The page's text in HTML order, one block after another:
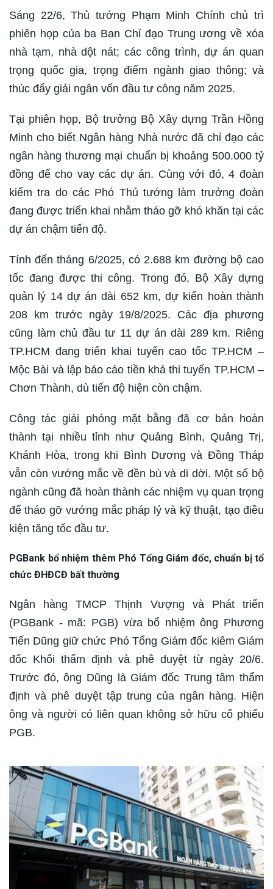
Sáng 22/6, Thủ tướng Phạm Minh Chính chủ trì
phiên họp của ba Ban Chỉ đạo Trung ương về xóa
nhà tạm, nhà dột nát; các công trình, dự án quan
trọng quốc gia, trọng điểm ngành giao thông; và
thúc đẩy giải ngân vốn đầu tư công năm 2025.
Tại phiên họp, Bộ trưởng Bộ Xây dựng Trần Hồng
Minh cho biết Ngân hàng Nhà nước đã chỉ đạo các
ngân hàng thương mại chuẩn bị khoảng 500.000 tỷ
đồng để cho vay các dự án. Cùng với đó, 4 đoàn
kiểm tra do các Phó Thủ tướng làm trưởng đoàn
đang được triển khai nhằm tháo gỡ khó khăn tại các
dự án chậm tiến độ.
Tính đến tháng 6/2025, có 2.688 km đường bộ cao
tốc đang được thi công. Trong đó, Bộ Xây dựng
quản lý 14 dự án dài 652 km, dự kiến hoàn thành
208 km trước ngày 19/8/2025. Các địa phương
cũng làm chủ đầu tư 11 dự án dài 289 km. Riêng
TP.HCM đang triển khai tuyến cao tốc TP.HCM –
Mộc Bài và lập báo cáo tiền khả thi tuyến TP.HCM –
Chơn Thành, dù tiến độ hiện còn chậm.
Công tác giải phóng mặt bằng đã cơ bản hoàn
thành tại nhiều tỉnh như Quảng Bình, Quảng Trị,
Khánh Hòa, trong khi Bình Dương và Đồng Tháp
vẫn còn vướng mắc về đền bù và di dời. Một số bộ
ngành cũng đã hoàn thành các nhiệm vụ quan trọng
để tháo gỡ vướng mắc pháp lý và kỹ thuật, tạo điều
kiện tăng tốc đầu tư.
PGBank bổ nhiệm thêm Phó Tổng Giám đốc, chuẩn bị tổ
chức ĐHĐCĐ bất thường
Ngân hàng TMCP Thịnh Vượng và Phát triển
(PGBank - mã: PGB) vừa bổ nhiệm ông Phương
Tiến Dũng giữ chức Phó Tổng Giám đốc kiêm Giám
đốc Khối thẩm định và phê duyệt từ ngày 20/6.
Trước đó, ông Dũng là Giám đốc Trung tâm thẩm
định và phê duyệt tập trung của ngân hàng. Hiện
ông và người có liên quan không sở hữu cổ phiếu
PGB.